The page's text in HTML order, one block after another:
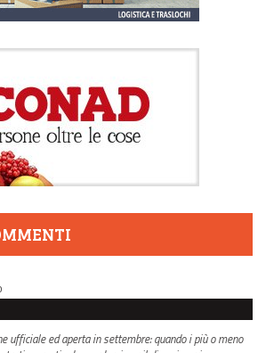
ufficiale ed aperta in settembre: quando i più o meno